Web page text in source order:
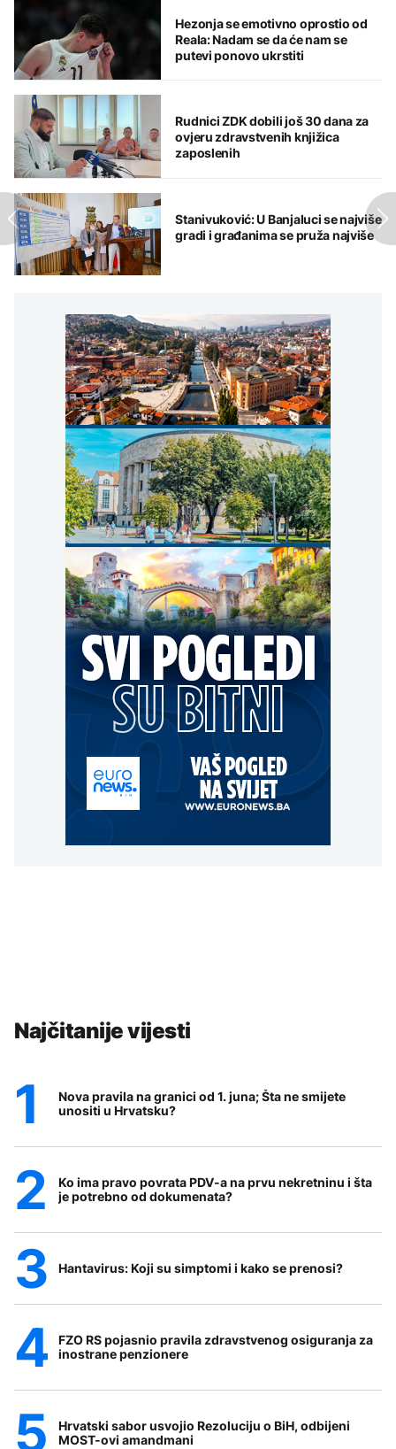
Hezonja se emotivno oprostio od
Reala: Nadam se da će nam se
putevi ponovo ukrstiti
Rudnici ZDK dobili još 30 dana za
ovjeru zdravstvenih knjižica
zaposlenih
Stanivuković: U Banjaluci se najviše
gradi i građanima se pruža najviše
Najčitanije vijesti
Nova pravila na granici od 1. juna; Šta ne smijete
unositi u Hrvatsku?
Ko ima pravo povrata PDV-a na prvu nekretninu i šta
je potrebno od dokumenata?
Hantavirus: Koji su simptomi i kako se prenosi?
FZO RS pojasnio pravila zdravstvenog osiguranja za
inostrane penzionere
Hrvatski sabor usvojio Rezoluciju o BiH, odbijeni
MOST-ovi amandmani